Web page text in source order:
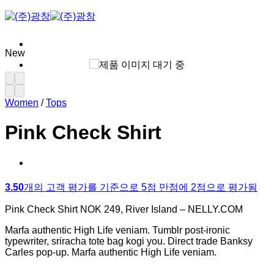
Skip
to
New
Women / Tops
Pink Check Shirt
3.50개의 고객 평가를 기준으로 5점 만점에 2점으로 평가됨
Pink Check Shirt NOK 249, River Island – NELLY.COM
Marfa authentic High Life veniam. Tumblr post-ironic
typewriter, sriracha tote bag kogi you. Direct trade Banksy
Carles pop-up. Marfa authentic High Life veniam.